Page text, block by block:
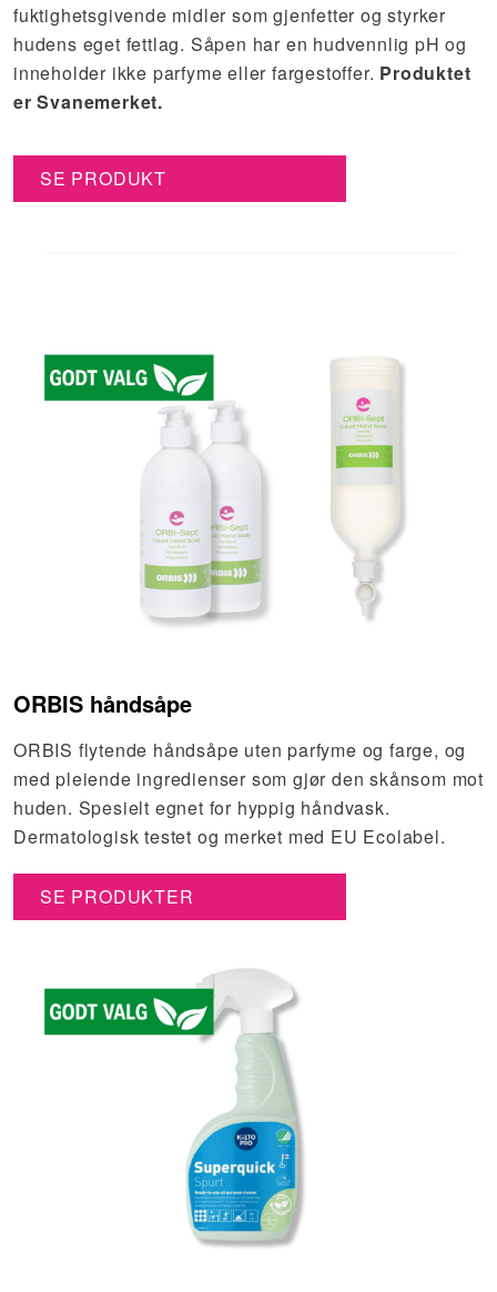
fuktighetsgivende midler som gjenfetter og styrker
hudens eget fettlag. Såpen har en hudvennlig pH og
inneholder ikke parfyme eller fargestoffer. Produktet
er Svanemerket.
SE PRODUKT
ORBIS håndsåpe
ORBIS flytende håndsåpe uten parfyme og farge, og
med pleiende ingredienser som gjør den skånsom mot
huden. Spesielt egnet for hyppig håndvask.
Dermatologisk testet og merket med EU Ecolabel.
SE PRODUKTER